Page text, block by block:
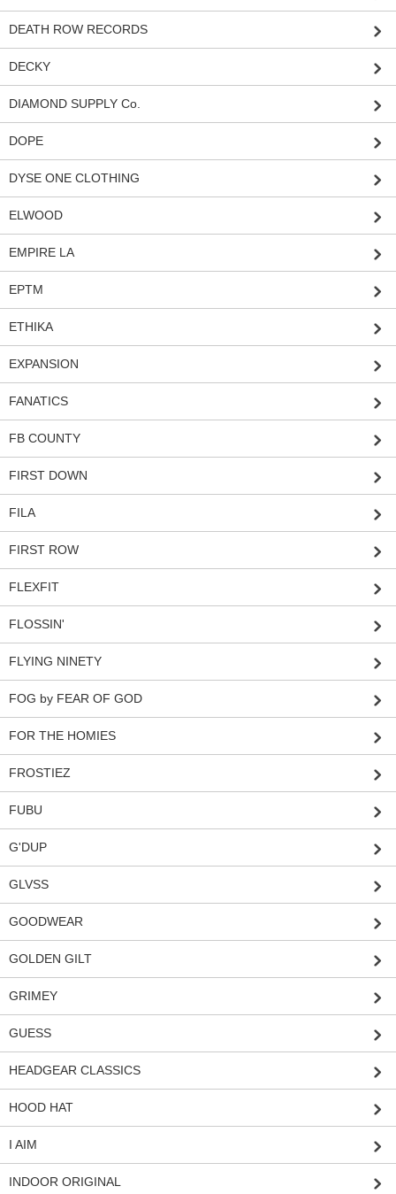
DEATH ROW RECORDS
DECKY
DIAMOND SUPPLY Co.
DOPE
DYSE ONE CLOTHING
ELWOOD
EMPIRE LA
EPTM
ETHIKA
EXPANSION
FANATICS
FB COUNTY
FIRST DOWN
FILA
FIRST ROW
FLEXFIT
FLOSSIN'
FLYING NINETY
FOG by FEAR OF GOD
FOR THE HOMIES
FROSTIEZ
FUBU
G'DUP
GLVSS
GOODWEAR
GOLDEN GILT
GRIMEY
GUESS
HEADGEAR CLASSICS
HOOD HAT
I AIM
INDOOR ORIGINAL